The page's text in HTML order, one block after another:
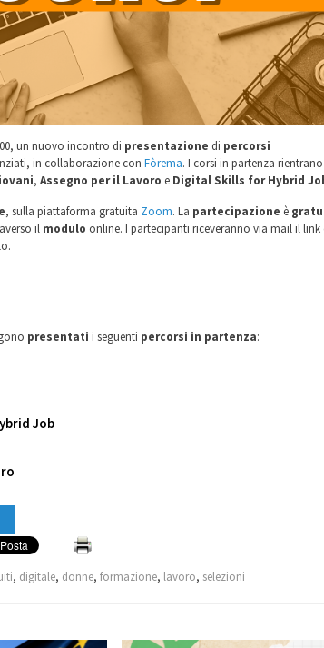
un nuovo incontro di presentazione di percorsi
in collaborazione con Fòrema. I corsi in partenza rientrano
, Assegno per il Lavoro e Digital Skills for Hybrid
, sulla piattaforma gratuita Zoom. La partecipazione è
il modulo online. I partecipanti riceveranno via mail il link
presentati i seguenti percorsi in partenza:
Job
, digitale, donne, formazione, lavoro, selezioni